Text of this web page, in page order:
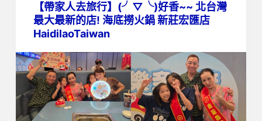
【帶家人去旅行】(╯▽╰)好香~~ 北台灣
最大最新的店! 海底撈火鍋 新莊宏匯店
HaidilaoTaiwan